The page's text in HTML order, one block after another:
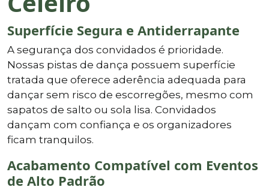
Superfície Segura e Antiderrapante
A segurança dos convidados é prioridade.
Nossas pistas de dança possuem superfície
tratada que oferece aderência adequada para
dançar sem risco de escorregões, mesmo com
sapatos de salto ou sola lisa. Convidados
dançam com confiança e os organizadores
ficam tranquilos.
Acabamento Compatível com Eventos
de Alto Padrão